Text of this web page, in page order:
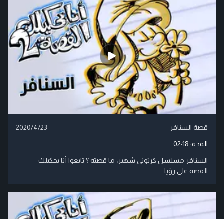
قصة السنافر 2020/4/23
المدة: 02:18
السنافر مسلسل كرتوني شهير، ما قصته ؟ تابعوا أنا بحكيلك
القصة على رؤيا.